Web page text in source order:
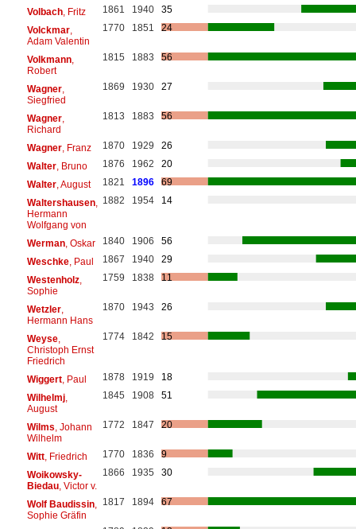
Volbach, Fritz 1861 1940
35
Volckmar,
Adam Valentin
1770 1851 24
Volkmann,
Robert
1815 1883 56
Wagner,
Siegfried
1869 1930 27
Wagner,
Richard
1813 1883 56
Wagner, Franz 1870 1929
26
Walter, Bruno 1876 1962
20
Walter, August 1821 1896
69
Waltershausen,
Hermann
Wolfgang von
1882 1954 14
Werman, Oskar 1840 1906
56
Weschke, Paul 1867 1940
29
Westenholz,
Sophie
1759 1838 11
Wetzler,
Hermann Hans
1870 1943 26
Weyse,
Christoph Ernst
Friedrich
1774 1842 15
Wiggert, Paul 1878 1919
18
Wilhelmj,
August
1845 1908 51
Wilms , Johann
Wilhelm
1772 1847 20
Witt, Friedrich 1770 1836
9
Woikowsky-
Biedau, Victor v.
1866 1935 30
Wolf Baudissin,
Sophie Gräfin
1817 1894 67